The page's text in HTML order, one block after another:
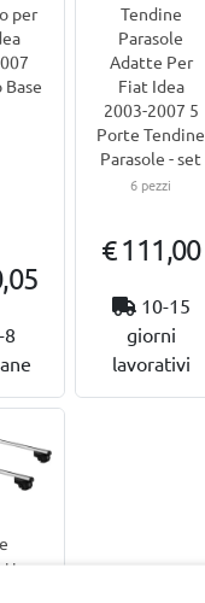
per
8
Tendine
Parasole
Adatte Per
Fiat Idea
2003-2007 5
Porte Tendine
Parasole - set
6 pezzi
€ 111,00
10-15
giorni
lavorativi